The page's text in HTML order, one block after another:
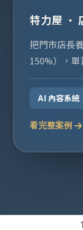
特力屋 ·
把門市店長
150%），單
AI 內容系統
看完整案例